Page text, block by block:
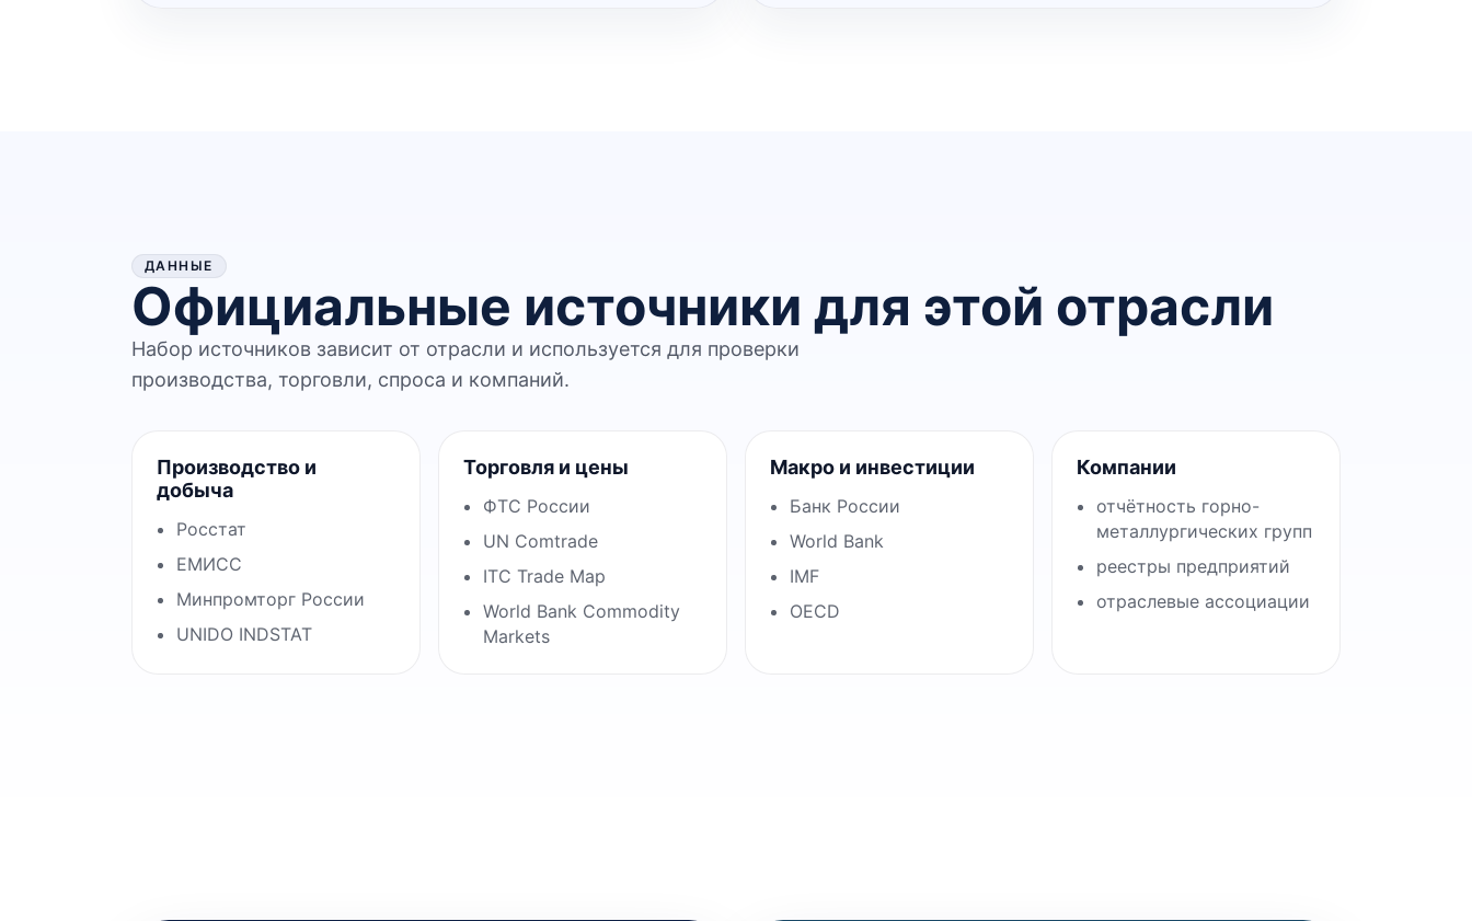
ДАННЫЕ
Официальные источники для этой отрасли
Набор источников зависит от отрасли и используется для проверки
производства, торговли, спроса и компаний.
Производство и
добыча
Росстат
ЕМИСС
Минпромторг России
UNIDO INDSTAT
Торговля и цены
ФТС России
UN Comtrade
ITC Trade Map
World Bank Commodity
Markets
Макро и инвестиции
Банк России
World Bank
IMF
OECD
Компании
отчётность горно-
металлургических групп
реестры предприятий
отраслевые ассоциации